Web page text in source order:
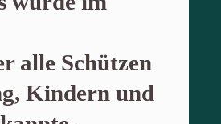
alle Schützen
Kindern und